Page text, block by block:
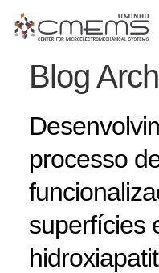
Blog
processo
superfícies